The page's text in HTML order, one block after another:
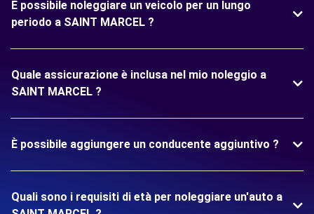
È possibile noleggiare un veicolo per un lungo
periodo a SAINT MARCEL ?
Quale assicurazione è inclusa nel mio noleggio a
SAINT MARCEL ?
È possibile aggiungere un conducente aggiuntivo ?
Quali sono i requisiti di età per noleggiare un'auto a